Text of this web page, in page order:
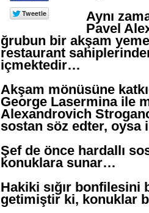
Aynı
Pavel
ğrubun bir akşam
restaurant
içmektedir…
Akşam mönüsüne
George Lasermina ile
Alexandrovich
sostan söz edter, oysa
Şef de önce hardallı
konuklara sunar…
Hakiki sığır
getimiştir ki, konuklar